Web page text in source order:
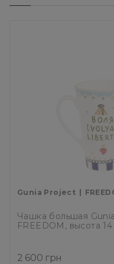
Gunia Project
Чашка большая
FREEDOM, высота 14
2 600 грн